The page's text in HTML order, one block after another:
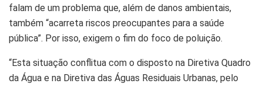
falam de um problema que, além de danos ambientais,
também “acarreta riscos preocupantes para a saúde
pública”. Por isso, exigem o fim do foco de poluição.
“Esta situação conflitua com o disposto na Diretiva Quadro
da Água e na Diretiva das Águas Residuais Urbanas, pelo